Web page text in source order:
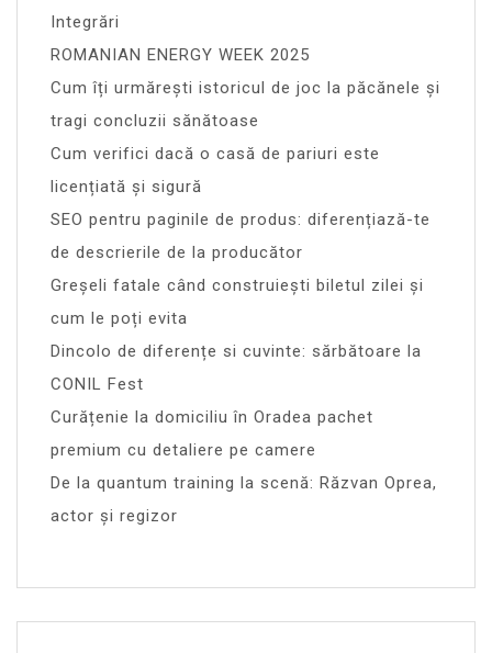
Integrări
ROMANIAN ENERGY WEEK 2025
Cum îți urmărești istoricul de joc la păcănele și
tragi concluzii sănătoase
Cum verifici dacă o casă de pariuri este
licențiată și sigură
SEO pentru paginile de produs: diferențiază-te
de descrierile de la producător
Greșeli fatale când construiești biletul zilei și
cum le poți evita
Dincolo de diferențe si cuvinte: sărbătoare la
CONIL Fest
Curățenie la domiciliu în Oradea pachet
premium cu detaliere pe camere
De la quantum training la scenă: Răzvan Oprea,
actor și regizor